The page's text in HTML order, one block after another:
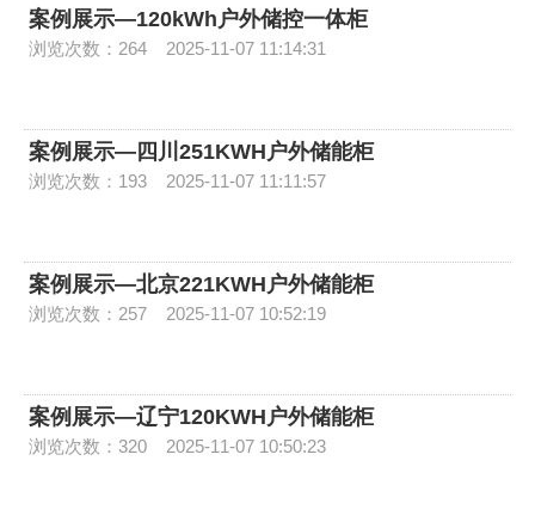
案例展示—120kWh户外储控一体柜
浏览次数：264 2025-11-07 11:14:31
案例展示—四川251KWH户外储能柜
浏览次数：193 2025-11-07 11:11:57
案例展示—北京221KWH户外储能柜
浏览次数：257 2025-11-07 10:52:19
案例展示—辽宁120KWH户外储能柜
浏览次数：3202025-11-07 10:50:23